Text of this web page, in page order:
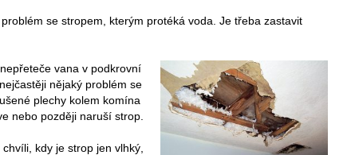
se stropem, kterým protéká voda. Je třeba zastavit
vana v podkrovní
nějaký problém se
plechy kolem komína
nebo později naruší strop.
kdy je strop jen vlhký,